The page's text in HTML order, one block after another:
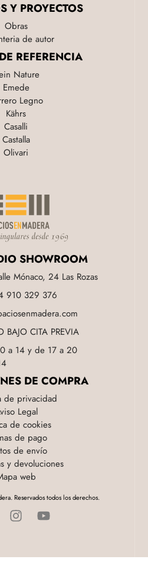
Y PROYECTOS
Obras
de autor
REFERENCIA
Nature
Emede
Legno
Kährs
Casalli
Castalla
Olivari
SHOWROOM
Mónaco, 24 Las Rozas
910 329 376
BAJO CITA PREVIA
a 14 y de 17 a 20
DE COMPRA
de privacidad
Legal
de cookies
de pago
de envío
y devoluciones
web
Reservados todos los derechos.